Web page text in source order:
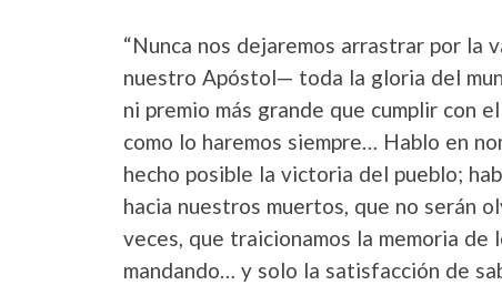
“Nunca nos dejaremos arrastrar por la
nuestro Apóstol— toda la gloria del
ni premio más grande que cumplir con
como lo haremos siempre… Hablo en
hecho posible la victoria del pueblo;
hacia nuestros muertos, que no serán
veces, que traicionamos la memoria
mandando… y solo la satisfacción de